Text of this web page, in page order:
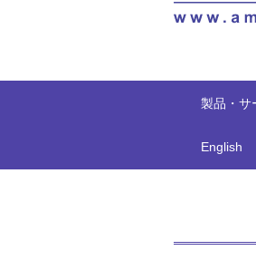
製品・サ
English